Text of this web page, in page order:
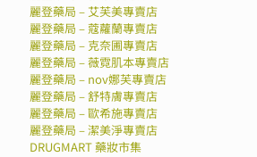
麗登藥局 – 艾芙美專賣店
麗登藥局 – 蔻蘿蘭專賣店
麗登藥局 – 克奈圃專賣店
麗登藥局 – 薇霓肌本專賣店
麗登藥局 – nov娜芙專賣店
麗登藥局 – 舒特膚專賣店
麗登藥局 – 歐希施專賣店
麗登藥局 – 潔美淨專賣店
DRUGMART 藥妝市集